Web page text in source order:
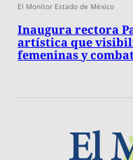
El Monitor Estado de México
Inaugura rectora
artística que
femeninas y